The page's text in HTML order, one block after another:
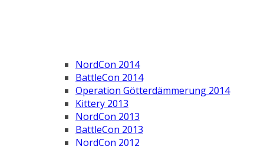
NordCon 2014
BattleCon 2014
Operation Götterdämmerung 2014
Kittery 2013
NordCon 2013
BattleCon 2013
NordCon 2012